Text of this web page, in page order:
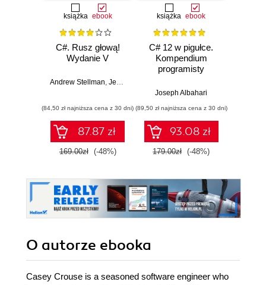
książka ebook
C#. Rusz głową!
Wydanie V
Andrew Stellman, Jennifer Greene
(84,50 zł najniższa cena z 30 dni)
87.87 zł
169.00zł (-48%)
książka ebook
C# 12 w pigułce.
Kompendium
programisty
Joseph Albahari
(89,50 zł najniższa cena z 30 dni)
93.08 zł
179.00zł (-48%)
O autorze ebooka
Casey Crouse is a seasoned software engineer who